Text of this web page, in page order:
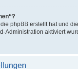
die phpBB erstellt hat und
Administration aktiviert